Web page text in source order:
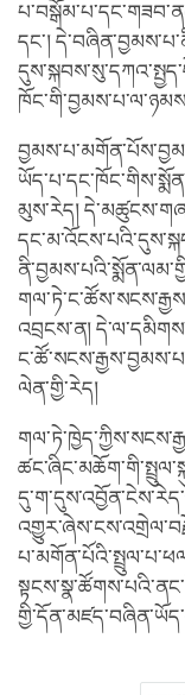
དང་།
མུས་རེད།
འབྲངས་ན།
ལེན་གྱི་རེད།